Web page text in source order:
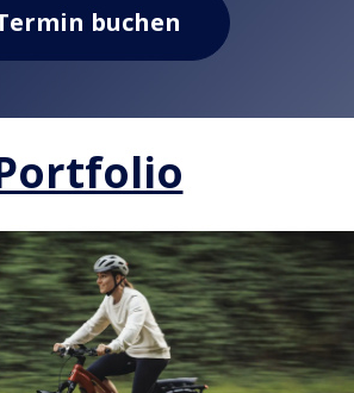
buchen